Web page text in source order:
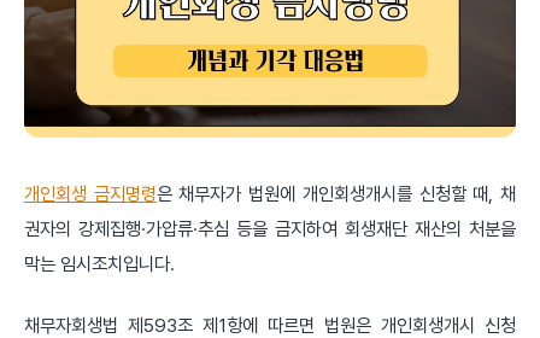
개인회생 금지명령은 채무자가 법원에 개인회생개시를 신청할 때, 채
권자의 강제집행·가압류·추심 등을 금지하여 회생재단 재산의 처분을
막는 임시조치입니다.
채무자회생법 제593조 제1항에 따르면 법원은 개인회생개시 신청